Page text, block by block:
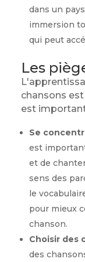
dans un
immersion
qui peut
Les
chansons
est
Se
est
et de
sens des
le
pour mieux
chanson.
Choisir des
des